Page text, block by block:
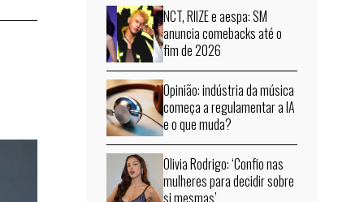
NCT, RIIZE e aespa: SM
anuncia comebacks até o
fim de 2026
Opinião: indústria da música
começa a regulamentar a IA
e o que muda?
Olivia Rodrigo: ‘Confio nas
mulheres para decidir sobre